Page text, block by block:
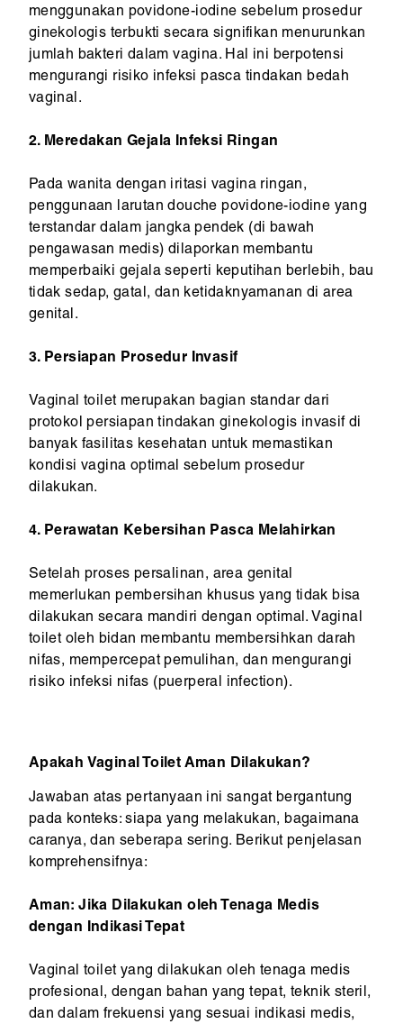
menggunakan povidone-iodine sebelum prosedur
ginekologis terbukti secara signifikan menurunkan
jumlah bakteri dalam vagina. Hal ini berpotensi
mengurangi risiko infeksi pasca tindakan bedah
vaginal.
2. Meredakan Gejala Infeksi Ringan
Pada wanita dengan iritasi vagina ringan,
penggunaan larutan douche povidone-iodine yang
terstandar dalam jangka pendek (di bawah
pengawasan medis) dilaporkan membantu
memperbaiki gejala seperti keputihan berlebih, bau
tidak sedap, gatal, dan ketidaknyamanan di area
genital.
3. Persiapan Prosedur Invasif
Vaginal toilet merupakan bagian standar dari
protokol persiapan tindakan ginekologis invasif di
banyak fasilitas kesehatan untuk memastikan
kondisi vagina optimal sebelum prosedur
dilakukan.
4. Perawatan Kebersihan Pasca Melahirkan
Setelah proses persalinan, area genital
memerlukan pembersihan khusus yang tidak bisa
dilakukan secara mandiri dengan optimal. Vaginal
toilet oleh bidan membantu membersihkan darah
nifas, mempercepat pemulihan, dan mengurangi
risiko infeksi nifas (puerperal infection).
Apakah Vaginal Toilet Aman Dilakukan?
Jawaban atas pertanyaan ini sangat bergantung
pada konteks: siapa yang melakukan, bagaimana
caranya, dan seberapa sering. Berikut penjelasan
komprehensifnya:
Aman: Jika Dilakukan oleh Tenaga Medis
dengan Indikasi Tepat
Vaginal toilet yang dilakukan oleh tenaga medis
profesional, dengan bahan yang tepat, teknik steril,
dan dalam frekuensi yang sesuai indikasi medis,